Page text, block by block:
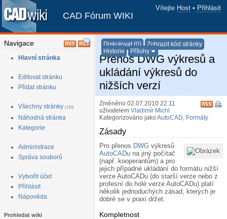
Vítejte Host • Přihlásit
CAD Fórum WIKI
Navigace
Hlavní stránka
Editovat stránku
Přidat stránku
Všechny stránky (143)
Náhodná stránka
Kategorie
Administrace
Správa souborů
Vytvořit účet
Přihlásit
Nápověda
Prohledat wiki
Diskutovat (0)
Zobrazit kód stránky
Historie
Přílohy
Přenos DWG výkresů a
ukládání výkresů do
nižších verzí
Změněno 02.07.2010 22:11
uživatelem Vladimír Michl
Kategorizováno jakoAutoCAD, Formáty
Zásady
Pro přenos DWG výkresů
AutoCADu na jiný počítač
(např. kooperantům) a pro
jejich případné ukládání do formátu nižší
verze AutoCADu (do starší verze nebo z
profesní do holé verze AutoCADu) platí
několik jednoduchých zásad, kterých je
dobré se v praxi držet.
Kompletnost